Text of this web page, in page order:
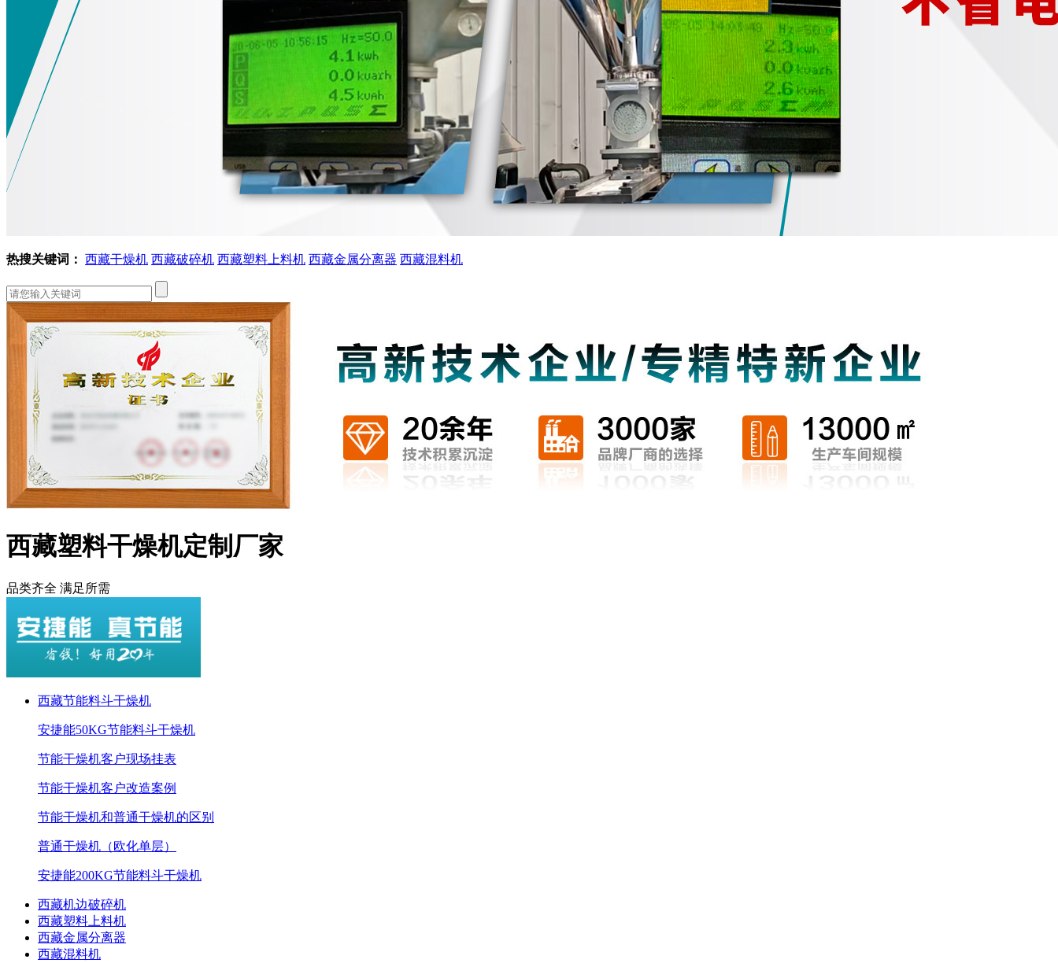
热搜关键词： 西藏干燥机 西藏破碎机 西藏塑料上料机 西藏金属分离器 西藏混料机
西藏塑料干燥机定制厂家
品类齐全 满足所需
西藏节能料斗干燥机
安捷能50KG节能料斗干燥机
节能干燥机客户现场挂表
节能干燥机客户改造案例
节能干燥机和普通干燥机的区别
普通干燥机（欧化单层）
安捷能200KG节能料斗干燥机
西藏机边破碎机
西藏塑料上料机
西藏金属分离器
西藏混料机